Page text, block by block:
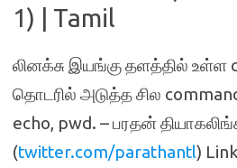
1) | Tamil
லினக்சு இயங்கு தளத்தில் உள்ள
தொடரில் அடுத்த சில
echo, pwd. – பரதன்
(twitter.com/parathantl)